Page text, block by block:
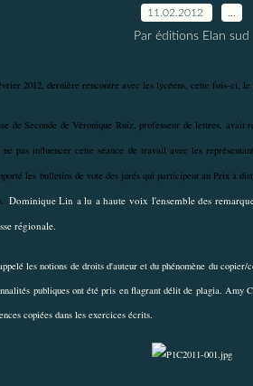
11.02.2012
Par éditions Elan sud
2012, dernière rencontre avec les lycéens, cette fois-ci, le
de Seconde de Véronique Ruiz, professeur de lettres,
pas influencer cette séance de travail avec les
les bulletins de vote des jurés qui participent au Prix à
Dominique Lin a lu a haute voix l'ensemble des
régionale.
les notions de droits d'auteur et du phénomène du
publiques ont été pris en flagrant délit de plagia. Amy
copiées dans les exercices écrits.